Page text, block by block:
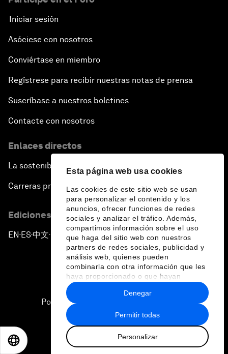
Esta página web usa cookies
Las cookies de este sitio web se usan
para personalizar el contenido y los
anuncios, ofrecer funciones de redes
sociales y analizar el tráfico. Además,
compartimos información sobre el uso
que haga del sitio web con nuestros
partners de redes sociales, publicidad y
análisis web, quienes pueden
combinarla con otra información que les
haya proporcionado o que hayan
recopilado a partir del uso que haya
hecho de sus servicios.
Permitir todas
Personalizar
Denegar
Iniciar sesión
Asóciese con nosotros
Conviértase en miembro
Regístrese para recibir nuestras notas de prensa
Suscríbase a nuestros boletines
Contacte con nosotros
Enlaces directos
La sostenibilidad en el Foro
Carreras profesionales
Ediciones en otros idiomas
EN ▪ES▪中文▪ 日本語
Política de privacidad y normas de uso
Sitemap
2026 Foro Económico Mundial